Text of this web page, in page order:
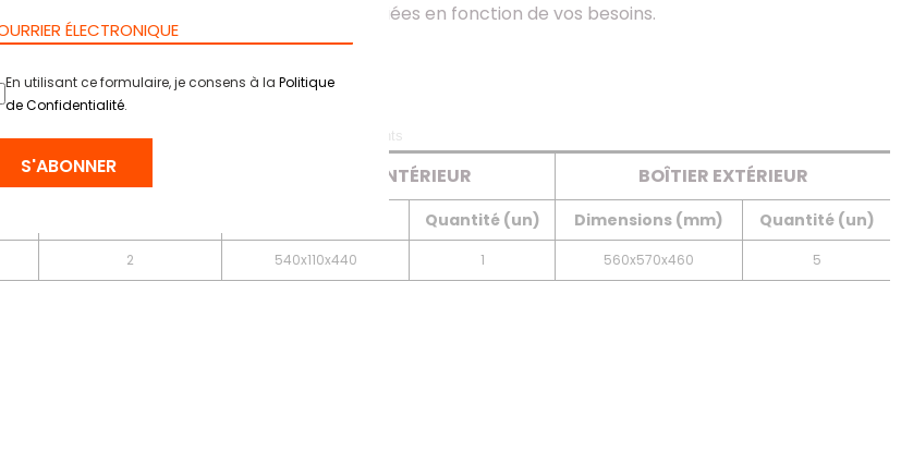
des utilisations variées en fonction de vos besoins.
Téléchargements
BOÎTIER INTÉRIEUR BOÎTIER EXTÉRIEUR
Quantité (un) Dimensions (mm) Quantité (un)
2 540x110x440 1 560x570x460 5
En utilisant ce formulaire, je consens à la Politique
de Confidentialité.
S'ABONNER